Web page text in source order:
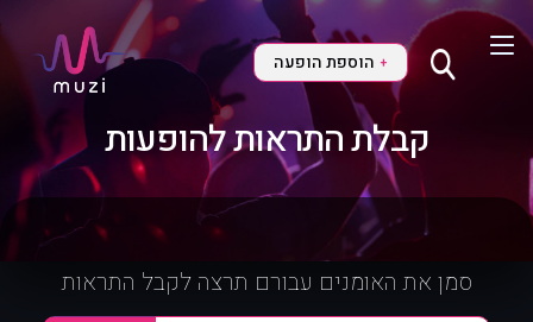
+ הוספת הופעה
קבלת התראות להופעות
סמן את האומנים עבורם תרצה לקבל התראות